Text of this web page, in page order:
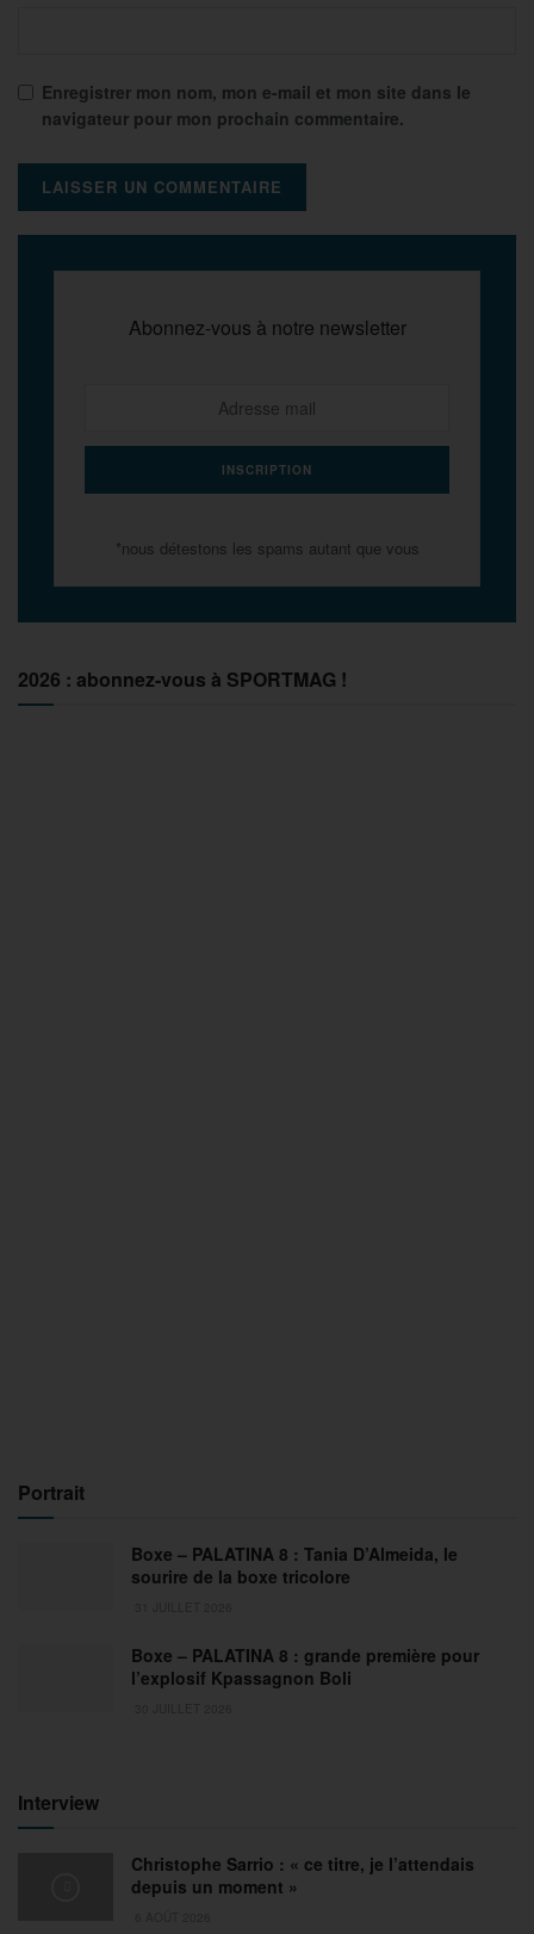
Enregistrer mon nom, mon e-mail et mon site dans le
navigateur pour mon prochain commentaire.
Abonnez-vous à notre newsletter
*nous détestons les spams autant que vous
2026 : abonnez-vous à SPORTMAG !
Portrait
Boxe – PALATINA 8 : Tania D’Almeida, le
sourire de la boxe tricolore
Boxe – PALATINA 8 : grande première pour
l’explosif Kpassagnon Boli
Interview
Christophe Sarrio : « ce titre, je l’attendais
depuis un moment »